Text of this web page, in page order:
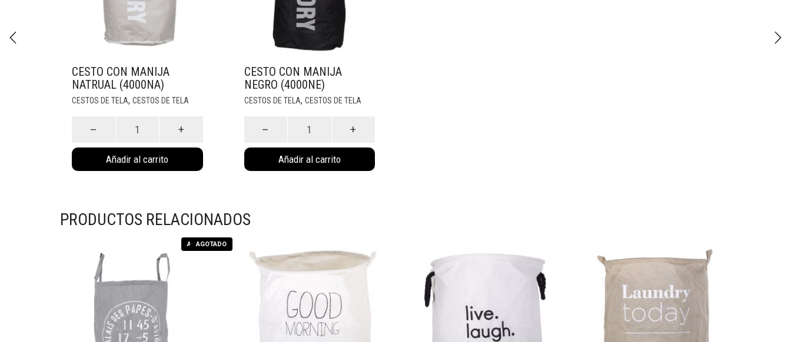
CESTO CON MANIJA
NATRUAL (4000NA)
CESTOS DE TELA, CESTOS DE TELA
Manija
(4000NA)
Añadir al carrito
CESTO CON MANIJA
NEGRO (4000NE)
CESTOS DE TELA, CESTOS DE TELA
Manija
(4000NE)
Añadir al carrito
PRODUCTOS RELACIONADOS
AGOTADO
AGOTADO